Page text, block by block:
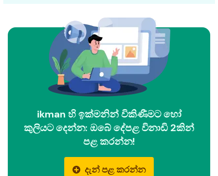
ikman හි ඉක්මනින් විකිණීමට හෝ
කුලියට දෙන්න: ඔබේ දේපළ විනාඩි 2කින්
පළ කරන්න!
දැන් පළ කරන්න